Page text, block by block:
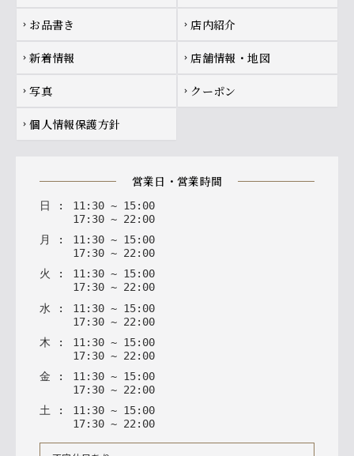
chevron_right お品書き chevron_right 店内紹介
chevron_right 新着情報 chevron_right 店舗情報・地図
chevron_right 写真 chevron_right クーポン
chevron_right 個人情報保護方針
営業日・営業時間
日 : 11 : 30 ~ 15: 00
17: 30 ~ 22 : 00
月
: 11: 30 ~ 15: 00
17: 30 ~ 22: 00
火
: 11: 30 ~ 15: 00
17: 30 ~ 22: 00
水 : 11 : 30 ~ 15: 00
17: 30 ~ 22 : 00
木 : 11 : 30 ~ 15: 00
17: 30 ~ 22 : 00
金 : 11 : 30 ~ 15: 00
17: 30 ~ 22 : 00
土 : 11 : 30 ~ 15: 00
17: 30 ~ 22 : 00